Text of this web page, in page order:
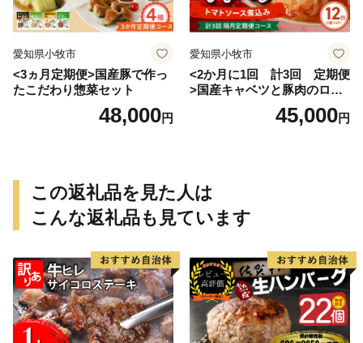
愛知県小牧市
<3ヵ月定期便>国産豚で作っ
たこだわり惣菜セット
48,000円
愛知県小牧市
<2か月に1回 計3回 定期便
>国産キャベツと豚肉のロー
ルキャベツ（6P入り）
45,000円
この返礼品を見た人は
こんな返礼品も見ています